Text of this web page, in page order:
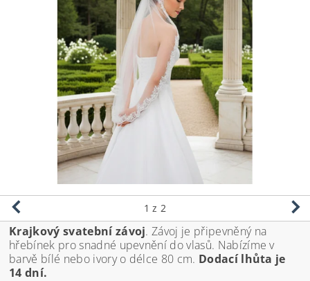
1 z 2
Krajkový svatební závoj. Závoj je připevněný na
hřebínek pro snadné upevnění do vlasů. Nabízíme v
barvě bílé nebo ivory o délce 80 cm. Dodací lhůta je
14 dní.